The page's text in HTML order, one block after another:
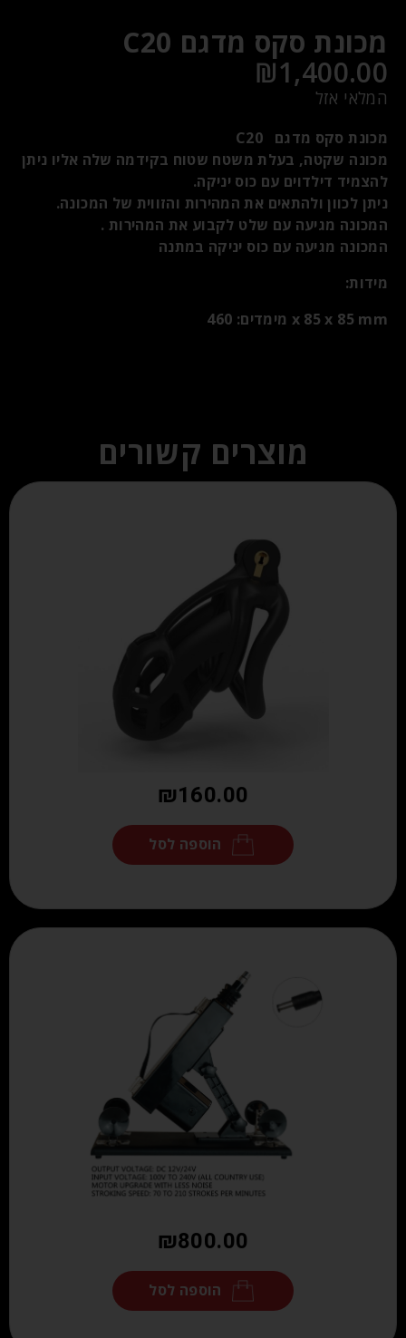
מכונת סקס מדגם C20
₪1,400.00
המלאי אזל
מכונת סקס מדגם C20
מכונה שקטה, בעלת משטח שטוח בקידמה שלה אליו ניתן
להצמיד דילדוים עם כוס יניקה.
ניתן לכוון ולהתאים את המהירות והזווית של המכונה.
המכונה מגיעה עם שלט לקבוע את המהירות .
המכונה מגיעה עם כוס יניקה במתנה
מידות:
מימדים: 460 x 85 x 85 mm
מוצרים קשורים
₪160.00
הוספה לסל
₪800.00
הוספה לסל